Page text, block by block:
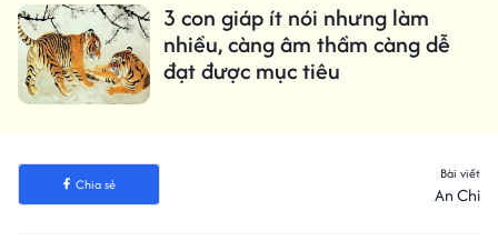
3 con giáp ít nói nhưng làm
nhiều, càng âm thầm càng dễ
đạt được mục tiêu
Chia sẻ
Bài viết
An Chi